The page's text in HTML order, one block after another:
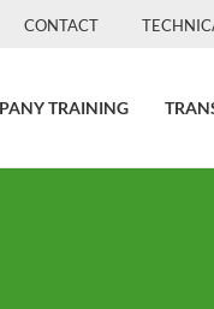
CONTACT
TRAINING